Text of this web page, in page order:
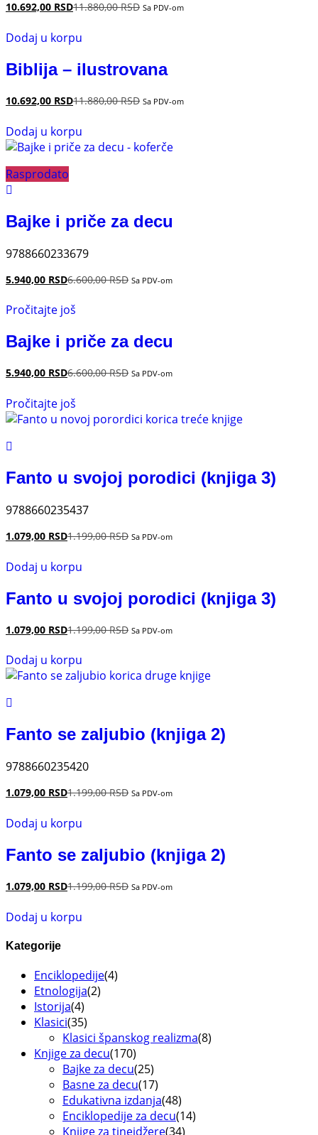
10.692,00 RSD11.880,00RSD Sa PDV-om
Dodaj u korpu
Biblija – ilustrovana
10.692,00 RSD11.880,00RSD Sa PDV-om
Dodaj u korpu
Rasprodato
Bajke i priče za decu
9788660233679
5.940,00 RSD6.600,00RSD Sa PDV-om
Pročitajte još
Bajke i priče za decu
5.940,00 RSD6.600,00RSD Sa PDV-om
Pročitajte još
Fanto u svojoj porodici (knjiga 3)
9788660235437
1.079,00 RSD1.199,00RSD Sa PDV-om
Dodaj u korpu
Fanto u svojoj porodici (knjiga 3)
1.079,00 RSD1.199,00RSD Sa PDV-om
Dodaj u korpu
Fanto se zaljubio (knjiga 2)
9788660235420
1.079,00 RSD1.199,00RSD Sa PDV-om
Dodaj u korpu
Fanto se zaljubio (knjiga 2)
1.079,00 RSD1.199,00RSD Sa PDV-om
Dodaj u korpu
Kategorije
Enciklopedije(4)
Etnologija(2)
Istorija(4)
Klasici(35)
Klasici španskog realizma(8)
Knjige za decu(170)
Bajke za decu(25)
Basne za decu(17)
Edukativna izdanja(48)
Enciklopedije za decu(14)
Knjige za tinejdžere(34)